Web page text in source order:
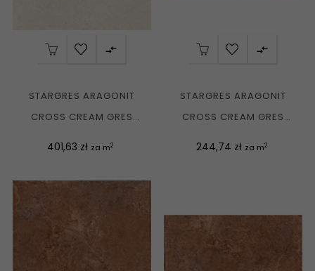

STARGRES ARAGONIT
CROSS CREAM GRES
Cena
401,63 zł za m2

STARGRES ARAGONIT
CROSS CREAM GRES
Cena
244,74 zł za m2